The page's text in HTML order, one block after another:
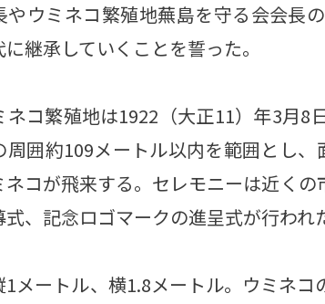
やウミネコ繁殖地蕪島を守る会会長
継承していくことを誓った。
コ繁殖地は1922（大正11）年3月8
周囲約109メートル以内を範囲とし
コが飛来する。セレモニーは近く
、記念ロゴマークの進呈式が行われ
メートル、横1.8メートル。ウミネコ